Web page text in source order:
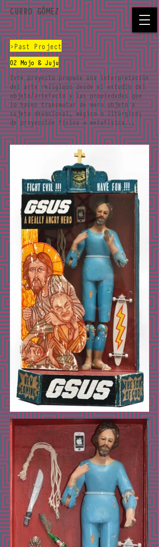
CURRO GÓMEZ
>Past Project
02 Mojo & Juju
Este proyecto propone una interpretación
del arte religioso desde el estudio del
objeto/artefacto y las propiedades que
lo hacen transmutar de mero objeto a
sujeto devocional, mágico o litúrgico;
de proyección física a metafísica...